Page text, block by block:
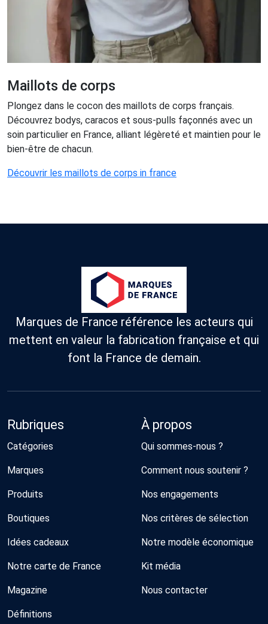
Maillots de corps
Plongez dans le cocon des maillots de corps français.
Découvrez bodys, caracos et sous-pulls façonnés avec un
soin particulier en France, alliant légèreté et maintien pour le
bien-être de chacun.
Découvrir les maillots de corps in france
Marques de France référence les acteurs qui
mettent en valeur la fabrication française et qui
font la France de demain.
Rubriques
Catégories
Marques
Produits
Boutiques
Idées cadeaux
Notre carte de France
Magazine
Définitions
À propos
Qui sommes-nous ?
Comment nous soutenir ?
Nos engagements
Nos critères de sélection
Notre modèle économique
Kit média
Nous contacter